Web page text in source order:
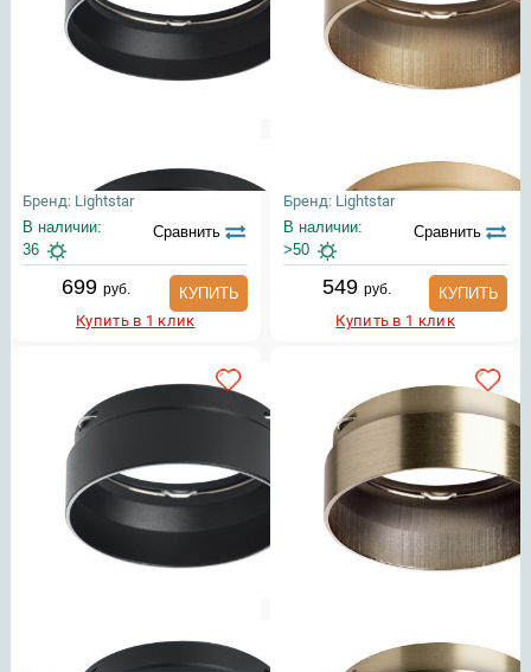
Бренд: Lightstar
В наличии:
36
Сравнить
699руб.
КУПИТЬ
Купить в 1 клик
Бренд: Lightstar
В наличии:
>50
Сравнить
549 руб.
КУПИТЬ
Купить в 1 клик